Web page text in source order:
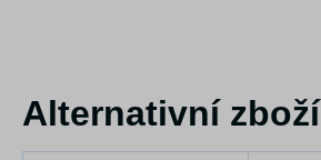
Alternativní zboží